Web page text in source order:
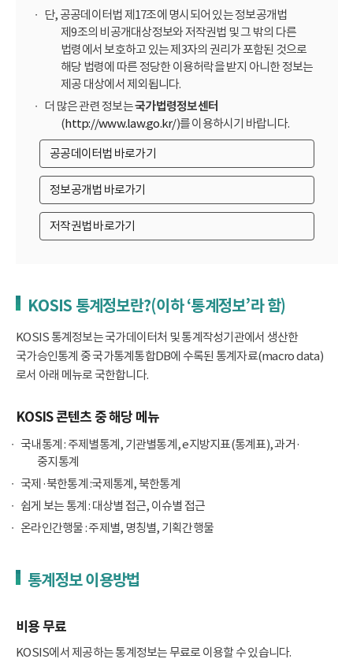
단, 공공데이터법 제17조에 명시되어 있는 정보공개법
제9조의 비공개대상정보와 저작권법 및 그 밖의 다른
법령에서 보호하고 있는 제3자의 권리가 포함된 것으로
해당 법령에 따른 정당한 이용허락을 받지 아니한 정보는
제공 대상에서 제외됩니다.
더 많은 관련 정보는국가법령정보센터
(http://www.law.go.kr/)를 이용하시기 바랍니다.
공공데이터법 바로가기
정보공개법 바로가기
저작권법 바로가기
KOSIS 통계정보란?(이하 ‘통계정보’라 함)
KOSIS 통계정보는 국가데이터처 및 통계작성기관에서 생산한
국가승인통계 중 국가통계통합DB에 수록된 통계자료(macro data)
로서 아래 메뉴로 국한합니다.
KOSIS 콘텐츠 중 해당 메뉴
국내통계 : 주제별통계, 기관별통계, e지방지표(통계표), 과거·
중지통계
국제·북한통계 :국제통계, 북한통계
쉽게 보는 통계 : 대상별 접근, 이슈별 접근
온라인간행물 : 주제별, 명칭별, 기획간행물
통계정보 이용방법
비용 무료
KOSIS에서 제공하는 통계정보는 무료로 이용할 수 있습니다.